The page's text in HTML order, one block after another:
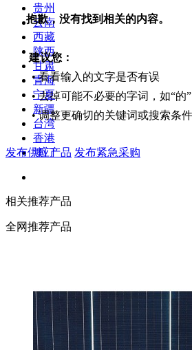
贵州
云南
西藏
陕西
甘肃
青海
宁夏
新疆
台湾
香港
澳门
抱歉，没有找到相关的内容。
建议您：
• 看看输入的文字是否有误
• 去掉可能不必要的字词，如“的
• 调整更确切的关键词或搜索条件
发布供应产品 发布紧急采购
相关推荐产品
全网推荐产品